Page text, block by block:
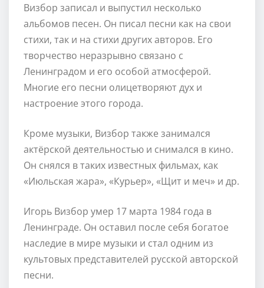
Визбор записал и выпустил несколько
альбомов песен. Он писал песни как на свои
стихи, так и на стихи других авторов. Его
творчество неразрывно связано с
Ленинградом и его особой атмосферой.
Многие его песни олицетворяют дух и
настроение этого города.
Кроме музыки, Визбор также занимался
актёрской деятельностью и снимался в кино.
Он снялся в таких известных фильмах, как
«Июльская жара», «Курьер», «Щит и меч» и др.
Игорь Визбор умер 17 марта 1984 года в
Ленинграде. Он оставил после себя богатое
наследие в мире музыки и стал одним из
культовых представителей русской авторской
песни.